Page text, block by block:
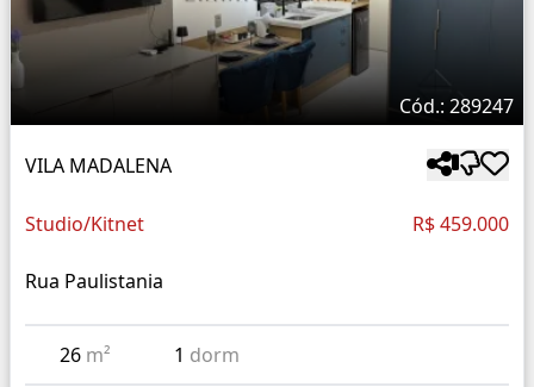
Cód.: 289247
VILA MADALENA
Studio/Kitnet R$ 459.000
Rua Paulistania
26 m² 1 dorm